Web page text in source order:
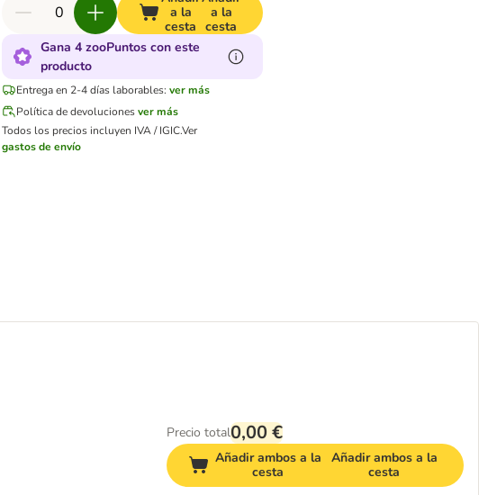
a la
cesta
a la
cesta
Gana 4 zooPuntos con este
producto
Entrega en 2-4 días laborables: ver más
Política de devolucionesver más
Todos los precios incluyen IVA / IGIC.Ver
gastos de envío
Precio total0,00 €
Añadir ambos a la
cesta
Añadir ambos a la
cesta